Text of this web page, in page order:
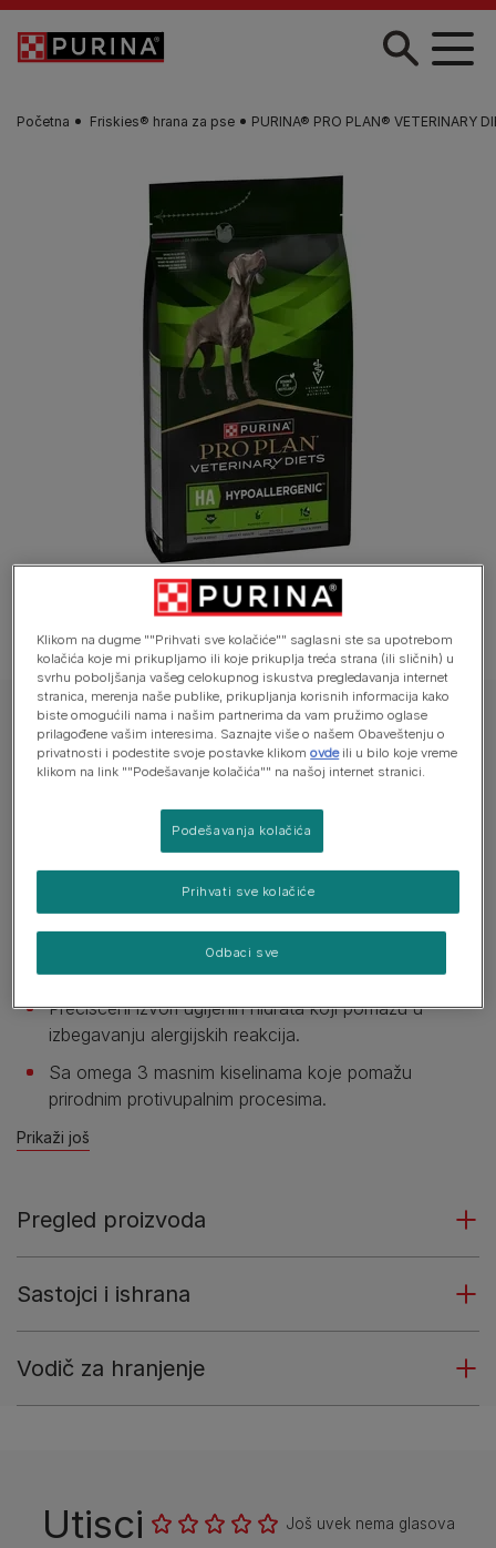
Skip to main content
Početna Friskies® hrana za pse​ PURINA® PRO PLAN® VETERINARY
PURINA® PRO PLAN® VETERINARY DIETS HA Hypoallergenic™
PURINA® PRO PLAN® VETERINARY DIETS
HA Hypoallergenic™ suva hrana za pse
Još uvek nema glasova
3kg 11kg
Pojedinačni hidrolizovani protein male molekulske
težine koji pomaže u izbegavanju alergijskih reakcija.
Prečišćeni izvori ugljenih hidrata koji pomažu u
izbegavanju alergijskih reakcija.
Sa omega 3 masnim kiselinama koje pomažu
prirodnim protivupalnim procesima.
Prikaži još
Pregled proizvoda
Sastojci i ishrana
Vodič za hranjenje
Utisci Još uvek nema glasova
Klikom na dugme ""Prihvati sve kolačiće"" saglasni ste sa upotrebom
kolačića koje mi prikupljamo ili koje prikuplja treća strana (ili sličnih) u
svrhu poboljšanja vašeg celokupnog iskustva pregledavanja internet
stranica, merenja naše publike, prikupljanja korisnih informacija kako
biste omogućili nama i našim partnerima da vam pružimo oglase
prilagođene vašim interesima. Saznajte više o našem Obaveštenju o
privatnosti i podestite svoje postavke klikomovdeili u bilo koje vreme
klikom na link ""Podešavanje kolačića"" na našoj internet stranici.
Podešavanja kolačića
Odbaci sve
Prihvati sve kolačiće